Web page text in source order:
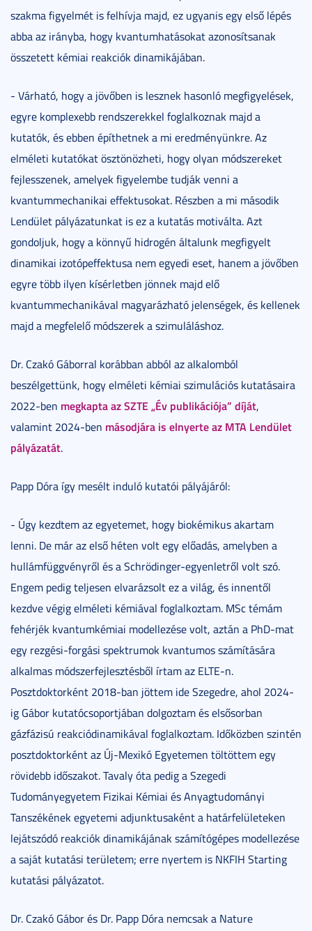
szakma figyelmét is felhívja majd, ez ugyanis egy első lépés
abba az irányba, hogy kvantumhatásokat azonosítsanak
összetett kémiai reakciók dinamikájában.
- Várható, hogy a jövőben is lesznek hasonló megfigyelések,
egyre komplexebb rendszerekkel foglalkoznak majd a
kutatók, és ebben építhetnek a mi eredményünkre. Az
elméleti kutatókat ösztönözheti, hogy olyan módszereket
fejlesszenek, amelyek figyelembe tudják venni a
kvantummechanikai effektusokat. Részben a mi második
Lendület pályázatunkat is ez a kutatás motiválta. Azt
gondoljuk, hogy a könnyű hidrogén általunk megfigyelt
dinamikai izotópeffektusa nem egyedi eset, hanem a jövőben
egyre több ilyen kísérletben jönnek majd elő
kvantummechanikával magyarázható jelenségek, és kellenek
majd a megfelelő módszerek a szimuláláshoz.
Dr. Czakó Gáborral korábban abból az alkalomból
beszélgettünk, hogy elméleti kémiai szimulációs kutatásaira
2022-ben megkapta az SZTE „Év publikációja” díját,
valamint 2024-ben másodjára is elnyerte az MTA Lendület
pályázatát.
Papp Dóra így mesélt induló kutatói pályájáról:
- Úgy kezdtem az egyetemet, hogy biokémikus akartam
lenni. De már az első héten volt egy előadás, amelyben a
hullámfüggvényről és a Schrödinger-egyenletről volt szó.
Engem pedig teljesen elvarázsolt ez a világ, és innentől
kezdve végig elméleti kémiával foglalkoztam. MSc témám
fehérjék kvantumkémiai modellezése volt, aztán a PhD-mat
egy rezgési-forgási spektrumok kvantumos számítására
alkalmas módszerfejlesztésből írtam az ELTE-n.
Posztdoktorként 2018-ban jöttem ide Szegedre, ahol 2024-
ig Gábor kutatócsoportjában dolgoztam és elsősorban
gázfázisú reakciódinamikával foglalkoztam. Időközben szintén
posztdoktorként az Új-Mexikó Egyetemen töltöttem egy
rövidebb időszakot. Tavaly óta pedig a Szegedi
Tudományegyetem Fizikai Kémiai és Anyagtudományi
Tanszékének egyetemi adjunktusaként a határfelületeken
lejátszódó reakciók dinamikájának számítógépes modellezése
a saját kutatási területem; erre nyertem is NKFIH Starting
kutatási pályázatot.
Dr. Czakó Gábor és Dr. Papp Dóra nemcsak a Nature